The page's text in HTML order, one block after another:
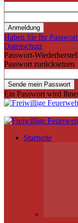
Haben Sie Ihr
Datenschutz
Passwort-
Passwort zurücksetzen
Ein Passwort wird
Startseite